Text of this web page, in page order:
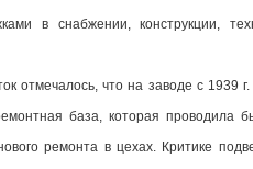
в снабжении, конструкции,
отмечалось, что на заводе с 1939
база, которая проводила
ремонта в цехах. Критике